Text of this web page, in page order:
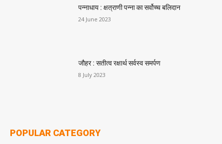
पन्नाधाय : क्षत्राणी पन्ना का सर्वोच्च बलिदान
24 June 2023
जौहर : सतीत्व रक्षार्थ सर्वस्व समर्पण
8 July 2023
POPULAR CATEGORY